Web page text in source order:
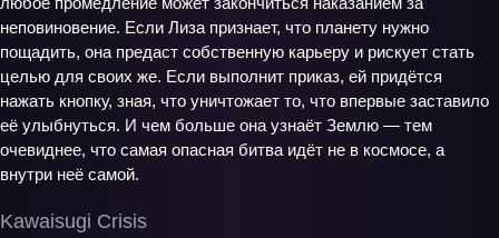
Kawaisugi Crisis
неповиновение. Если Лиза признает, что планету нужно
пощадить, она предаст собственную карьеру и рискует стать
целью для своих же. Если выполнит приказ, ей придётся
нажать кнопку, зная, что уничтожает то, что впервые заставило
её улыбнуться. И чем больше она узнаёт Землю — тем
очевиднее, что самая опасная битва идёт не в космосе, а
внутри неё самой.